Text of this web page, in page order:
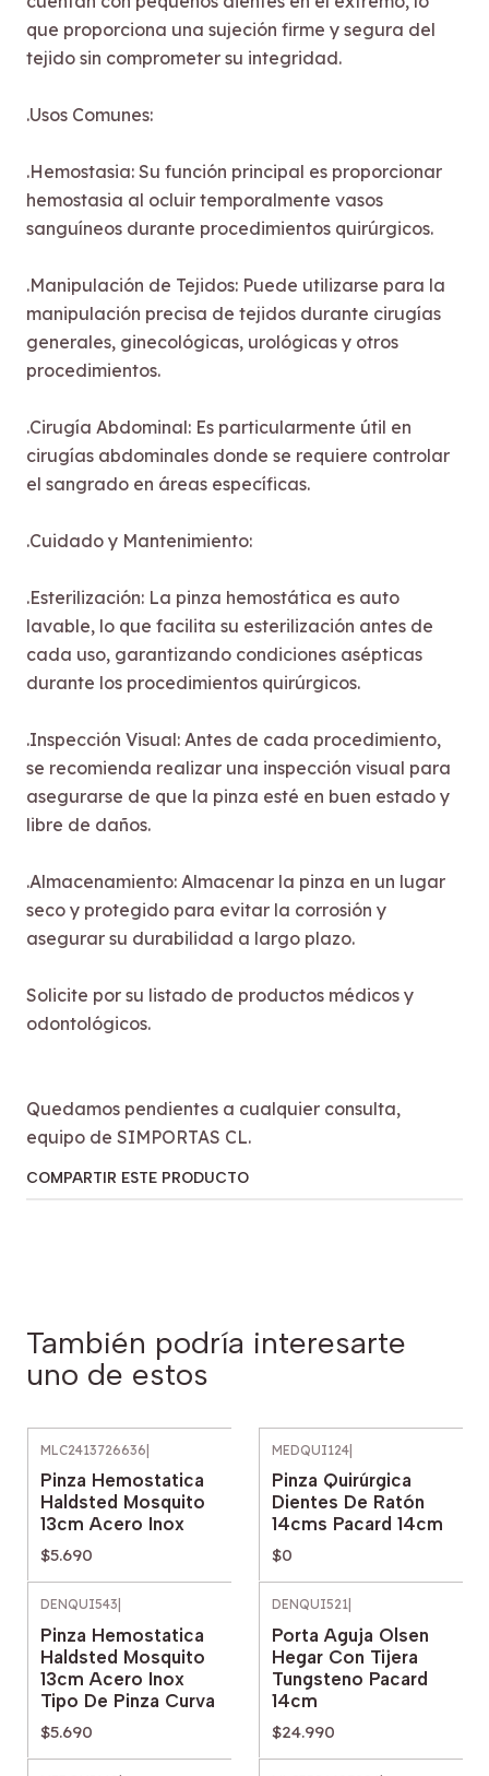
que proporciona una sujeción firme y segura del
tejido sin comprometer su integridad.
.Usos Comunes:
.Hemostasia: Su función principal es proporcionar
hemostasia al ocluir temporalmente vasos
sanguíneos durante procedimientos quirúrgicos.
.Manipulación de Tejidos: Puede utilizarse para la
manipulación precisa de tejidos durante cirugías
generales, ginecológicas, urológicas y otros
procedimientos.
.Cirugía Abdominal: Es particularmente útil en
cirugías abdominales donde se requiere controlar
el sangrado en áreas específicas.
.Cuidado y Mantenimiento:
.Esterilización: La pinza hemostática es auto
lavable, lo que facilita su esterilización antes de
cada uso, garantizando condiciones asépticas
durante los procedimientos quirúrgicos.
.Inspección Visual: Antes de cada procedimiento,
se recomienda realizar una inspección visual para
asegurarse de que la pinza esté en buen estado y
libre de daños.
.Almacenamiento: Almacenar la pinza en un lugar
seco y protegido para evitar la corrosión y
asegurar su durabilidad a largo plazo.
Solicite por su listado de productos médicos y
odontológicos.
Quedamos pendientes a cualquier consulta,
equipo de SIMPORTAS CL.
COMPARTIR ESTE PRODUCTO
También podría interesarte
uno de estos
MLC2413726636
Pinza Hemostatica
Haldsted Mosquito
13cm Acero Inox
$5.690
MEDQUI124
Pinza Quirúrgica
Dientes De Ratón
14cms Pacard 14cm
$0
DENQUI543
Pinza Hemostatica
Haldsted Mosquito
13cm Acero Inox
Tipo De Pinza Curva
$5.690
DENQUI521
Porta Aguja Olsen
Hegar Con Tijera
Tungsteno Pacard
14cm
$24.990